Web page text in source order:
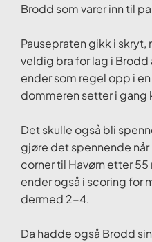
Brodd som varer inn til
Pausepraten gikk i skryt,
veldig bra for lag i Brodd
ender som regel opp i
dommeren setter i gang
Det skulle også bli
gjøre det spennende
corner til Havørn etter
ender også i scoring for
dermed 2-4.
Da hadde også Brodd